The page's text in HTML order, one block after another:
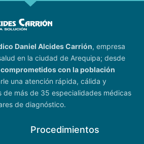
Daniel Alcides Carrión, empresa
en la ciudad de Arequipa; desde
comprometidos con la población
una atención rápida, cálida y
de más de 35 especialidades médicas
de diagnóstico.
Procedimientos